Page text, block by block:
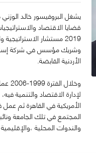
يشغل البروفيسور خالد
2019 مستشار
الأردنية القابضة.
لإدارة الاقتصاد والتنمية
الأمريكية في القاهرة ثم
المجتمع في تلك الجامعة
والندوات المحلية